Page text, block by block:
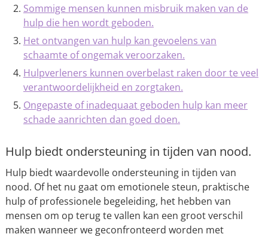
Sommige mensen kunnen misbruik maken van de
hulp die hen wordt geboden.
Het ontvangen van hulp kan gevoelens van
schaamte of ongemak veroorzaken.
Hulpverleners kunnen overbelast raken door te veel
verantwoordelijkheid en zorgtaken.
Ongepaste of inadequaat geboden hulp kan meer
schade aanrichten dan goed doen.
Hulp biedt ondersteuning in tijden van nood.
Hulp biedt waardevolle ondersteuning in tijden van
nood. Of het nu gaat om emotionele steun, praktische
hulp of professionele begeleiding, het hebben van
mensen om op terug te vallen kan een groot verschil
maken wanneer we geconfronteerd worden met